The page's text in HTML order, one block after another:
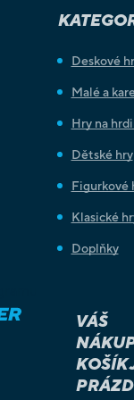
Deskové
Malé a
Hry na
Dětské hry
Figurkové
Klasické
Doplňky
VÁŠ
KOŠÍK